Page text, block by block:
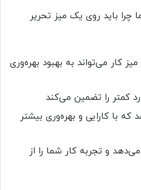
چرا باید روی یک میز تحریر
کار می‌تواند به بهبود بهره‌وری
کمتر را تضمین می‌کند
با کارایی و بهره‌وری بیشتر
و تجربه کار شما را از